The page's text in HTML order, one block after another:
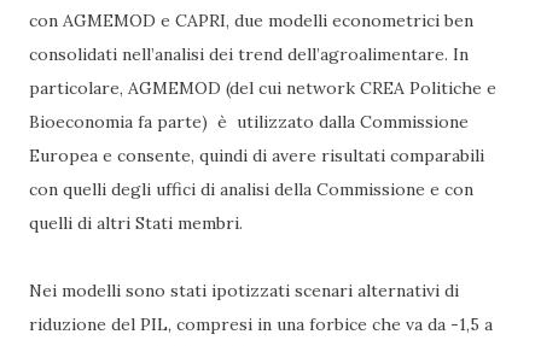
con AGMEMOD e CAPRI, due modelli econometrici ben
consolidati nell’analisi dei trend dell’agroalimentare. In
particolare, AGMEMOD (del cui network CREA Politiche e
Bioeconomia fa parte) è utilizzato dalla Commissione
Europea e consente, quindi di avere risultati comparabili
con quelli degli uffici di analisi della Commissione e con
quelli di altri Stati membri.
Nei modelli sono stati ipotizzati scenari alternativi di
riduzione del PIL, compresi in una forbice che va da -1,5 a